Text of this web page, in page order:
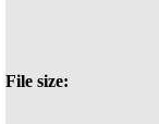
File size: